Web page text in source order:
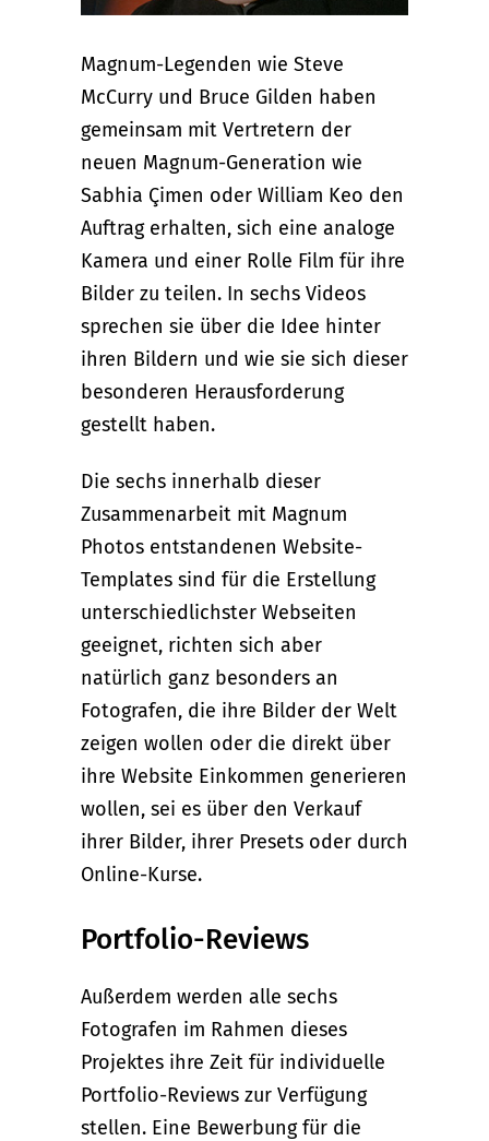
Magnum-Legenden wie Steve
McCurry und Bruce Gilden haben
gemeinsam mit Vertretern der
neuen Magnum-Generation wie
Sabhia Çimen oder William Keo den
Auftrag erhalten, sich eine analoge
Kamera und einer Rolle Film für ihre
Bilder zu teilen. In sechs Videos
sprechen sie über die Idee hinter
ihren Bildern und wie sie sich dieser
besonderen Herausforderung
gestellt haben.
Die sechs innerhalb dieser
Zusammenarbeit mit Magnum
Photos entstandenen Website-
Templates sind für die Erstellung
unterschiedlichster Webseiten
geeignet, richten sich aber
natürlich ganz besonders an
Fotografen, die ihre Bilder der Welt
zeigen wollen oder die direkt über
ihre Website Einkommen generieren
wollen, sei es über den Verkauf
ihrer Bilder, ihrer Presets oder durch
Online-Kurse.
Portfolio-Reviews
Außerdem werden alle sechs
Fotografen im Rahmen dieses
Projektes ihre Zeit für individuelle
Portfolio-Reviews zur Verfügung
stellen. Eine Bewerbung für die